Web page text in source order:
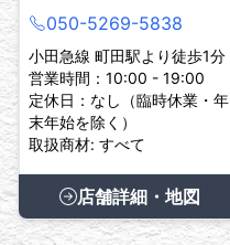
050-5269-5838
小田急線 町田駅より徒歩1分
営業時間：10:00 - 19:00
定休日：なし（臨時休業・年
末年始を除く）
取扱商材: すべて
店舗詳細・地図